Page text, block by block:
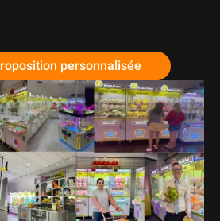
personnalisée